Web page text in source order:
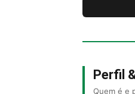
Perfil
Quem é e